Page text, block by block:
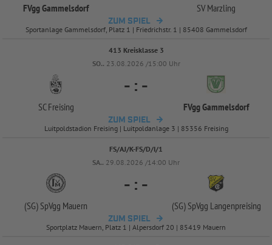
FVgg Gammelsdorf SV Marzling
ZUM SPIEL
Sportanlage Gammelsdorf, Platz 1 | Friedrichstr. 1 | 85408 Gammelsdorf
413 Kreisklasse 3
SO.. 23.08.2026 /15:00 Uhr
SC Freising
- : -
FVgg Gammelsdorf
ZUM SPIEL
Luitpoldstadion Freising | Luitpoldanlage 3 | 85356 Freising
FS/AJ/K-FS/D/I/1
SA.. 29.08.2026 /14:00 Uhr
(SG) SpVgg Mauern
- : -
(SG) SpVgg Langenpreising
ZUM SPIEL
Sportplatz Mauern, Platz 1 | Alpersdorf 20 | 85419 Mauern